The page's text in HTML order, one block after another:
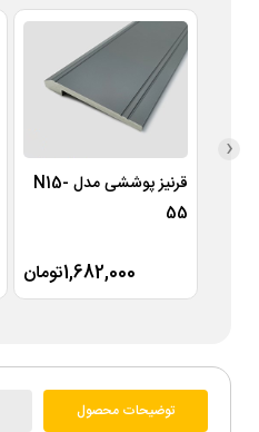
قرنیز پوششی مدل N15-
55
1,682,000تومان
‹
توضیحات محصول